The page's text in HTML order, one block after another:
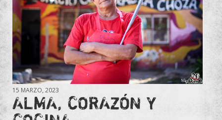
15 MARZO, 2023
ALMA, CORAZÓN Y